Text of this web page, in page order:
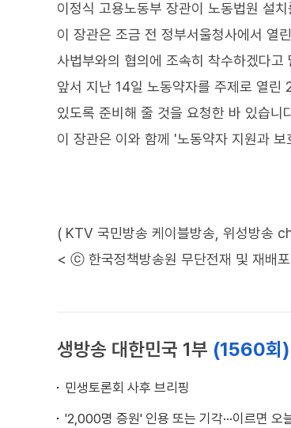
이정식 고용노동부 장관이 노동법원 설
이 장관은 조금 전 정부서울청사에서 열
사법부와의 협의에 조속히 착수하겠다고
앞서 지난 14일 노동약자를 주제로 열린
있도록 준비해 줄 것을 요청한 바 있습니
이 장관은 이와 함께 '노동약자 지원과
( KTV 국민방송 케이블방송, 위성방송
< ⓒ 한국정책방송원 무단전재 및 재배
생방송 대한민국 1부 (1560회)
민생토론회 사후 브리핑
'2,000명 증원' 인용 또는 기각···이르면 오